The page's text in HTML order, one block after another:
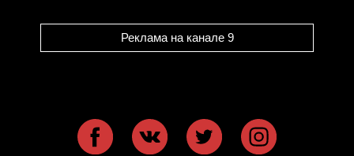
Реклама на канале 9